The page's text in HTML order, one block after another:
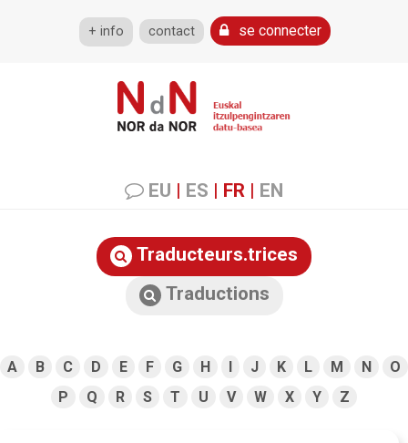
+ info contact se connecter
EU | ES | FR | EN
Traducteurs.trices
Traductions
A B C D E F G H I J K L M N
O
P
Q R S T U V W X Y Z